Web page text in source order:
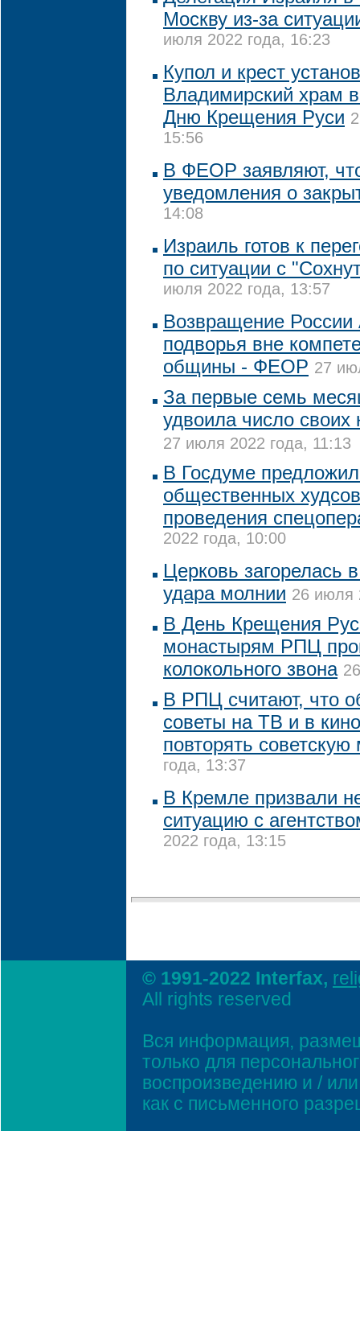
Москву из-за
июля 2022 года, 16:23
Купол и крест
Владимирский храм
Дню Крещения Руси
15:56
В ФЕОР заявляют,
уведомления о
14:08
Израиль готов к
по ситуации с
июля 2022 года, 13:57
Возвращение России
подворья вне
общины - ФЕОР 27
За первые семь
удвоила число
27 июля 2022 года, 11:13
В Госдуме
общественных
проведения
2022 года, 10:00
Церковь загорелась
удара молнии 26 июля
В День Крещения
монастырям РПЦ
колокольного звона
В РПЦ считают, что
советы на ТВ и в
повторять
года, 13:37
В Кремле призвали
ситуацию с
2022 года, 13:15
© 1991-2022 Interfax,
All rights reserved
Вся информация,
только для
воспроизведению и /
как с письменного